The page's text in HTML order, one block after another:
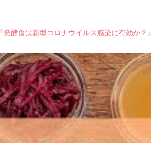
『発酵食は新型コロナウイルス感染に有効か？』